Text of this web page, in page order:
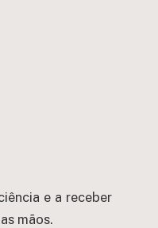
e a receber
mãos.